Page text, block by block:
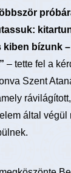
kiben bízunk
– tette fel a
Szent
által végül